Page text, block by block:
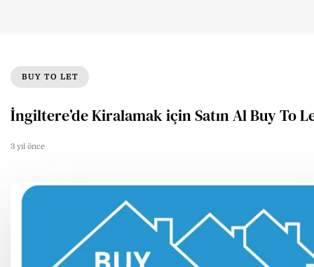
BUY TO LET
İngiltere’de Kiralamak için Satın Al Buy To
3 yıl önce